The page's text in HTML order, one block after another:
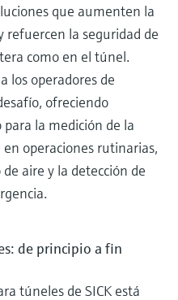
que aumenten la
refuercen la seguridad de
como en el túnel.
los operadores de
ofreciendo
la medición de la
operaciones rutinarias,
aire y la detección de
de principio a fin
túneles de SICK está